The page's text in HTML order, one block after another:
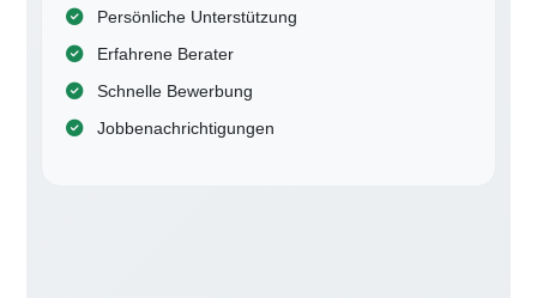
Persönliche Unterstützung
Erfahrene Berater
Schnelle Bewerbung
Jobbenachrichtigungen